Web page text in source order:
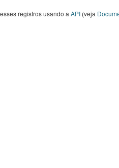
registros usando a API (veja